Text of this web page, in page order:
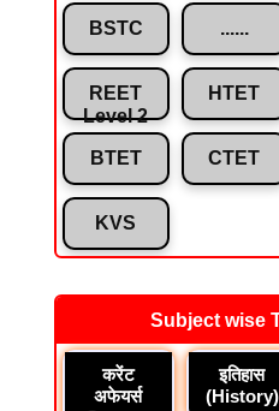
BSTC ......
REET
Level 2
HTET
BTET CTET
KVS
Subject wise
करेंट
अफेयर्स
इतिहास
(History)